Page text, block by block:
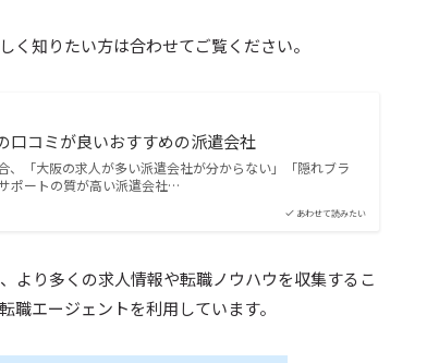
く知りたい方は合わせてご覧ください。
あわせて読みたい
口コミが良いおすすめの派遣会社
、「大阪の求人が多い派遣会社が分からない」「隠れブラ
ポートの質が高い派遣会社…
より多くの求人情報や転職ノウハウを収集するこ
エージェントを利用しています。